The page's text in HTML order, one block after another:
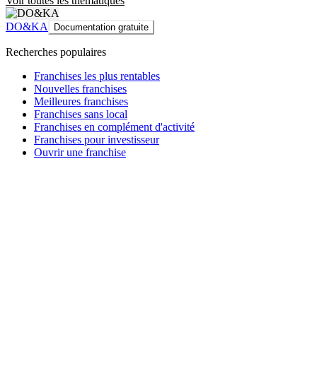
DO&KA Documentation gratuite
Recherches populaires
Franchises les plus rentables
Nouvelles franchises
Meilleures franchises
Franchises sans local
Franchises en complément d'activité
Franchises pour investisseur
Ouvrir une franchise